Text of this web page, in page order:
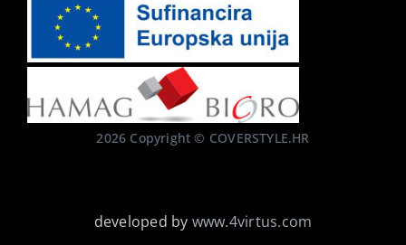
2026 Copyright © COVERSTYLE.HR
developed by www.4virtus.com